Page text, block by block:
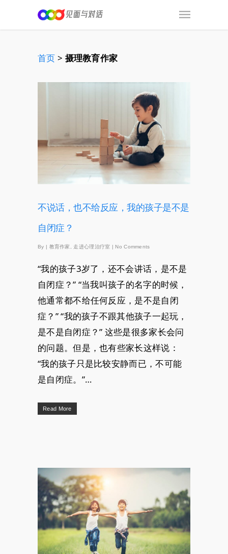
首页 > 摄理教育作家
不说话，也不给反应，我的孩子是不是
自闭症？
By 教育作家 , 走进心理治疗室 No Comments
“我的孩子3岁了，还不会讲话，是不是
自闭症？” “当我叫孩子的名字的时候，
他通常都不给任何反应，是不是自闭
症？” “我的孩子不跟其他孩子一起玩，
是不是自闭症？” 这些是很多家长会问
的问题。但是，也有些家长这样说：
“我的孩子只是比较安静而已，不可能
是自闭症。”…
Read More